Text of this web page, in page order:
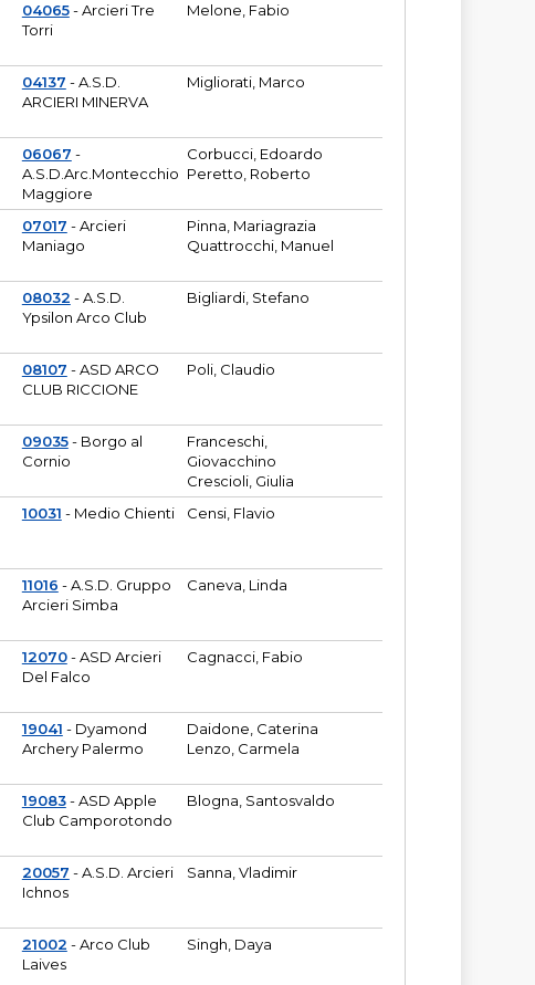
04065- Arcieri Tre
Torri
Melone, Fabio
04137 - A.S.D.
ARCIERI MINERVA
Migliorati, Marco
06067 -
A.S.D.Arc.Montecchio
Maggiore
Corbucci, Edoardo
Peretto, Roberto
07017 - Arcieri
Maniago
Pinna, Mariagrazia
Quattrocchi, Manuel
08032 - A.S.D.
Ypsilon Arco Club
Bigliardi, Stefano
08107 - ASD ARCO
CLUB RICCIONE
Poli, Claudio
09035- Borgo al
Cornio
Franceschi,
Giovacchino
Crescioli, Giulia
10031 - Medio Chienti Censi, Flavio
11016 - A.S.D. Gruppo
Arcieri Simba
Caneva, Linda
12070- ASD Arcieri
Del Falco
Cagnacci, Fabio
19041 - Dyamond
Archery Palermo
Daidone, Caterina
Lenzo, Carmela
19083- ASD Apple
Club Camporotondo
Blogna, Santosvaldo
20057 - A.S.D. Arcieri
Ichnos
Sanna, Vladimir
21002 - Arco Club
Laives
Singh, Daya